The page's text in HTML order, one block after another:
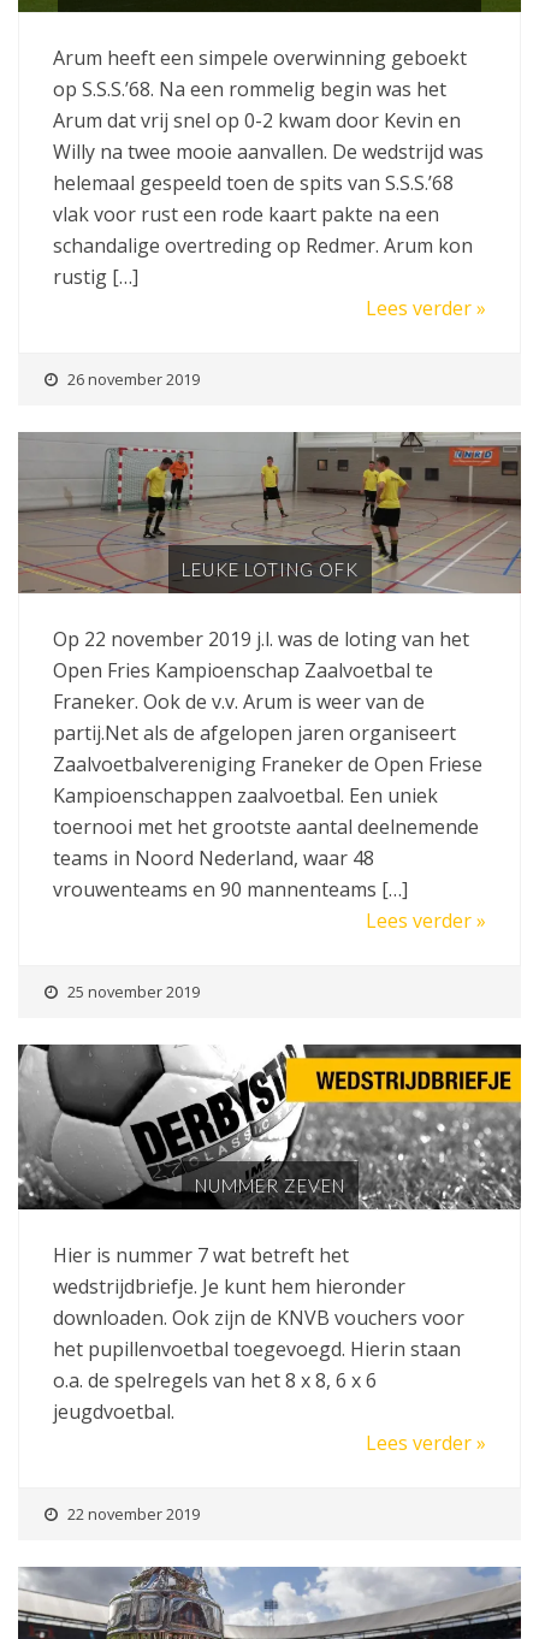
Arum heeft een simpele overwinning geboekt
op S.S.S.’68. Na een rommelig begin was het
Arum dat vrij snel op 0-2 kwam door Kevin en
Willy na twee mooie aanvallen. De wedstrijd was
helemaal gespeeld toen de spits van S.S.S.’68
vlak voor rust een rode kaart pakte na een
schandalige overtreding op Redmer. Arum kon
rustig […]
Lees verder »
26 november 2019
LEUKE LOTING OFK
Op 22 november 2019 j.l. was de loting van het
Open Fries Kampioenschap Zaalvoetbal te
Franeker. Ook de v.v. Arum is weer van de
partij.Net als de afgelopen jaren organiseert
Zaalvoetbalvereniging Franeker de Open Friese
Kampioenschappen zaalvoetbal. Een uniek
toernooi met het grootste aantal deelnemende
teams in Noord Nederland, waar 48
vrouwenteams en 90 mannenteams […]
Lees verder »
25 november 2019
NUMMER ZEVEN
Hier is nummer 7 wat betreft het
wedstrijdbriefje. Je kunt hem hieronder
downloaden. Ook zijn de KNVB vouchers voor
het pupillenvoetbal toegevoegd. Hierin staan
o.a. de spelregels van het 8 x 8, 6 x 6
jeugdvoetbal.
Lees verder »
22 november 2019